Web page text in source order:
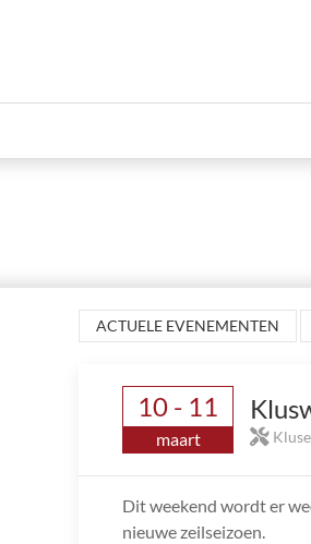
ACTUELE EVENEMENTEN
10 - 11
maart
Dit weekend wordt er
nieuwe zeilseizoen.